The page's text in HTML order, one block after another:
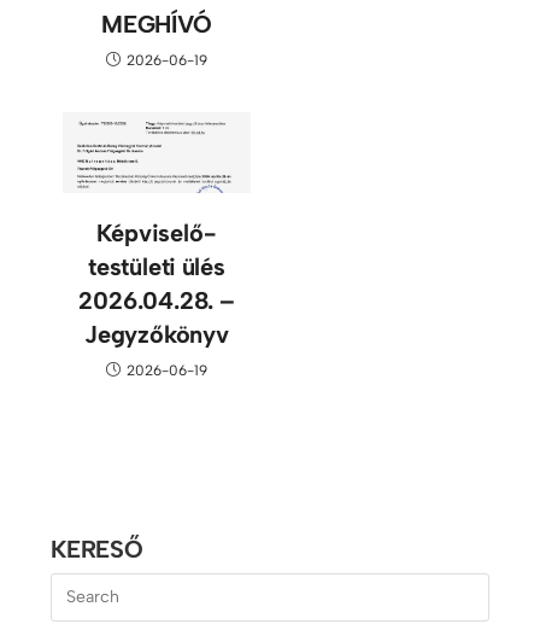
MEGHÍVÓ
2026-06-19
Képviselő-
testületi ülés
2026.04.28. –
Jegyzőkönyv
2026-06-19
KERESŐ